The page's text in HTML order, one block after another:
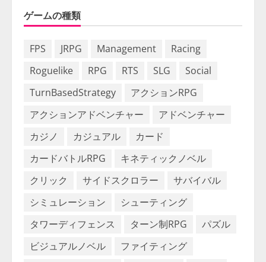
ゲームの種類
FPS JRPG Management
Racing
Roguelike
RPG RTS SLG
Social
TurnBasedStrategy
アクションRPG
アクションアドベンチャー
アドベンチャー
カジノ
カジュアル
カード
カードバトルRPG
キネティックノベル
クリック
サイドスクロラー
サバイバル
シミュレーション
シューティング
タワーディフェンス
ターン制RPG
パズル
ビジュアルノベル
ファイティング